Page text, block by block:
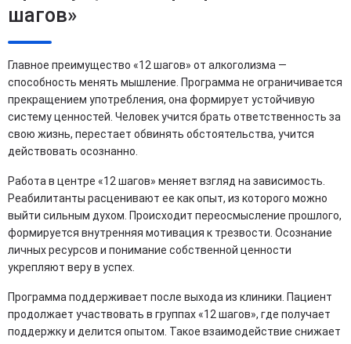
шагов»
Главное преимущество «12 шагов» от алкоголизма —
способность менять мышление. Программа не ограничивается
прекращением употребления, она формирует устойчивую
систему ценностей. Человек учится брать ответственность за
свою жизнь, перестает обвинять обстоятельства, учится
действовать осознанно.
Работа в центре «12 шагов» меняет взгляд на зависимость.
Реабилитанты расценивают ее как опыт, из которого можно
выйти сильным духом. Происходит переосмысление прошлого,
формируется внутренняя мотивация к трезвости. Осознание
личных ресурсов и понимание собственной ценности
укрепляют веру в успех.
Программа поддерживает после выхода из клиники. Пациент
продолжает участвовать в группах «12 шагов», где получает
поддержку и делится опытом. Такое взаимодействие снижает